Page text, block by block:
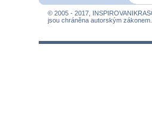
© 2005 - 2017,
jsou chráněna autorským zákonem.